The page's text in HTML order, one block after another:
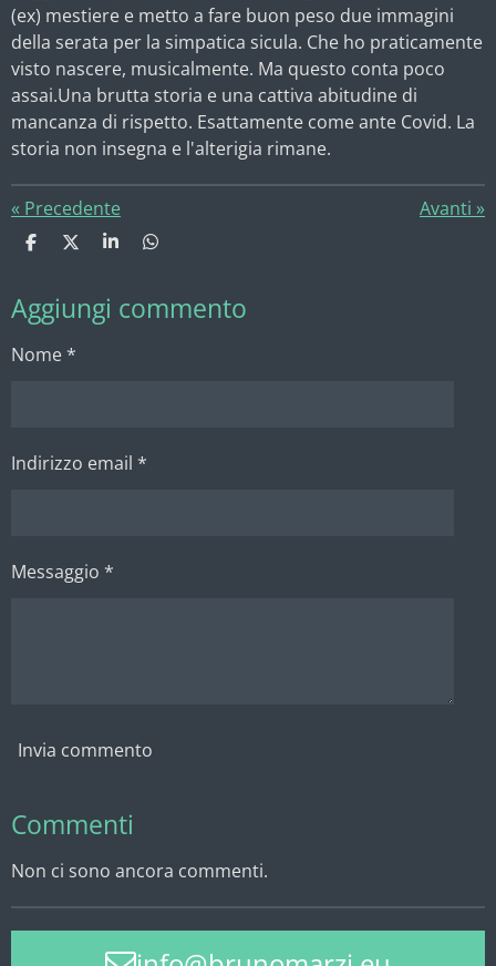
(ex) mestiere e metto a fare buon peso due immagini
della serata per la simpatica sicula. Che ho praticamente
visto nascere, musicalmente. Ma questo conta poco
assai.Una brutta storia e una cattiva abitudine di
mancanza di rispetto. Esattamente come ante Covid. La
storia non insegna e l'alterigia rimane.
« Precedente Avanti »
C
d
i
i
C
d
i
i
C
d
i
C
d
i
Aggiungi commento
Nome *
Indirizzo email *
Messaggio *
Invia commento
Commenti
Non ci sono ancora commenti.